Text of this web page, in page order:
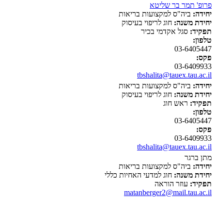
פרופ' תמר בר שליטא
יחידה: ביה"ס למקצועות בריאות
יחידת משנה: חוג לריפוי בעיסוק
תפקיד: סגל אקדמי בכיר
טלפון:
03-6405447
פקס:
03-6409933
tbshalita@tauex.tau.ac.il
יחידה: ביה"ס למקצועות בריאות
יחידת משנה: חוג לריפוי בעיסוק
תפקיד: ראש חוג
טלפון:
03-6405447
פקס:
03-6409933
tbshalita@tauex.tau.ac.il
מתן ברגר
יחידה: ביה"ס למקצועות בריאות
יחידת משנה: חוג למדעי האחיות כללי
תפקיד: עוזר הוראה
matanberger2@mail.tau.ac.il